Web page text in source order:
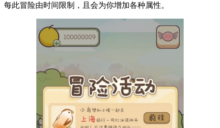
每此冒险由时间限制，且会为你增加各种属性。